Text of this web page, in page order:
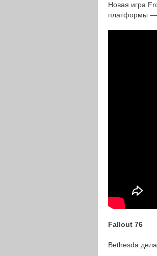
Новая игра
платформы —
Fallout 76
Bethesda